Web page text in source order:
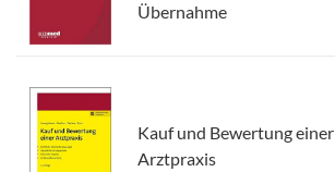
Übernahme
Kauf und Bewertung einer
Arztpraxis